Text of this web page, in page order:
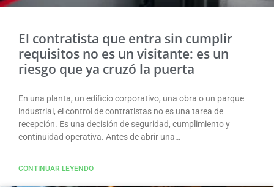
El contratista que entra sin cumplir
requisitos no es un visitante: es un
riesgo que ya cruzó la puerta
En una planta, un edificio corporativo, una obra o un parque
industrial, el control de contratistas no es una tarea de
recepción. Es una decisión de seguridad, cumplimiento y
continuidad operativa. Antes de abrir una…
CONTINUAR LEYENDO